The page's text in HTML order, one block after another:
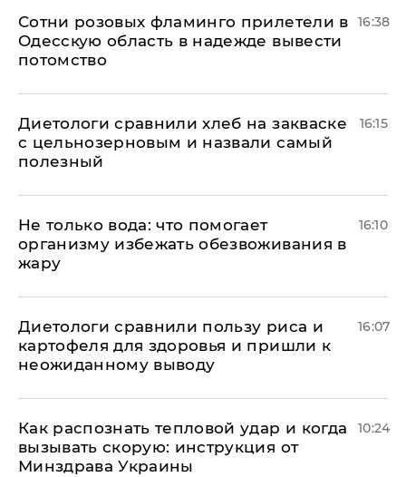
Сотни розовых фламинго прилетели в
Одесскую область в надежде вывести
потомство
16:38
Диетологи сравнили хлеб на закваске
с цельнозерновым и назвали самый
полезный
16:15
Не только вода: что помогает
организму избежать обезвоживания в
жару
16:10
Диетологи сравнили пользу риса и
картофеля для здоровья и пришли к
неожиданному выводу
16:07
Как распознать тепловой удар и когда
вызывать скорую: инструкция от
Минздрава Украины
10:24